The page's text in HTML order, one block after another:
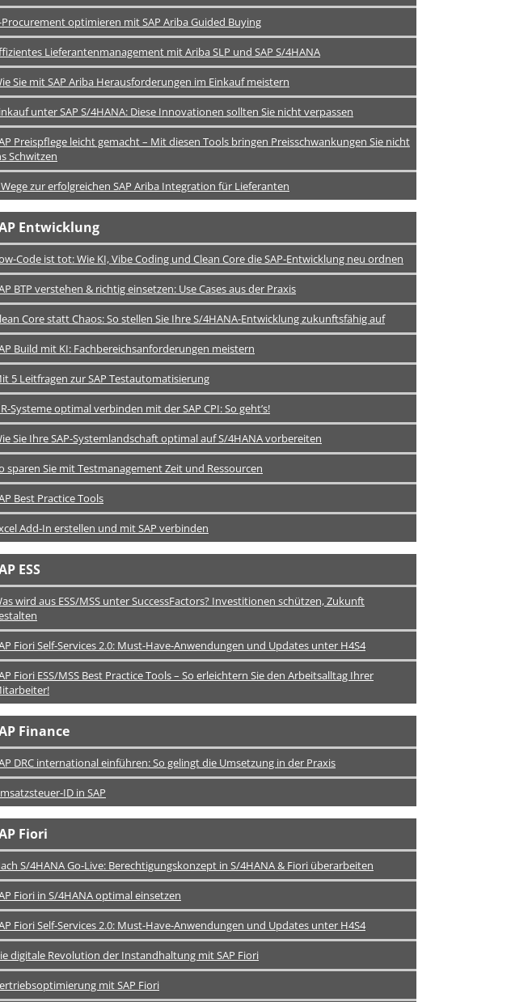
Procurement optimieren mit SAP Ariba Guided Buying
Lieferantenmanagement mit Ariba SLP und SAP S/4HANA
Sie mit SAP Ariba Herausforderungen im Einkauf meistern
unter SAP S/4HANA: Diese Innovationen sollten Sie nicht verpassen
Preispflege leicht gemacht – Mit diesen Tools bringen Preisschwankungen Sie nicht
Schwitzen
zur erfolgreichen SAP Ariba Integration für Lieferanten
Entwicklung
Code ist tot: Wie KI, Vibe Coding und Clean Core die SAP-Entwicklung neu ordnen
BTP verstehen & richtig einsetzen: Use Cases aus der Praxis
Core statt Chaos: So stellen Sie Ihre S/4HANA-Entwicklung zukunftsfähig auf
Build mit KI: Fachbereichsanforderungen meistern
5 Leitfragen zur SAP Testautomatisierung
Systeme optimal verbinden mit der SAP CPI: So geht’s!
Sie Ihre SAP-Systemlandschaft optimal auf S/4HANA vorbereiten
sparen Sie mit Testmanagement Zeit und Ressourcen
Best Practice Tools
Add-In erstellen und mit SAP verbinden
ESS
wird aus ESS/MSS unter SuccessFactors? Investitionen schützen, Zukunft
Fiori Self-Services 2.0: Must-Have-Anwendungen und Updates unter H4S4
Fiori ESS/MSS Best Practice Tools – So erleichtern Sie den Arbeitsalltag Ihrer
Finance
DRC international einführen: So gelingt die Umsetzung in der Praxis
ID in SAP
Fiori
S/4HANA Go-Live: Berechtigungskonzept in S/4HANA & Fiori überarbeiten
Fiori in S/4HANA optimal einsetzen
Fiori Self-Services 2.0: Must-Have-Anwendungen und Updates unter H4S4
digitale Revolution der Instandhaltung mit SAP Fiori
mit SAP Fiori